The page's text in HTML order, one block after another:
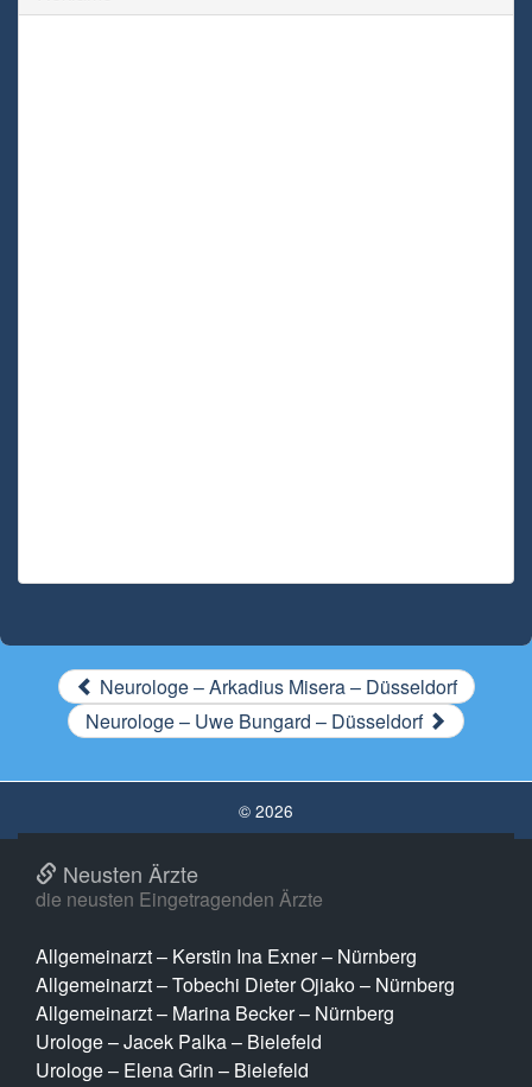
Neurologe – Arkadius Misera – Düsseldorf
Neurologe – Uwe Bungard – Düsseldorf
© 2026
Neusten Ärzte
die neusten Eingetragenden Ärzte
Allgemeinarzt – Kerstin Ina Exner – Nürnberg
Allgemeinarzt – Tobechi Dieter Ojiako – Nürnberg
Allgemeinarzt – Marina Becker – Nürnberg
Urologe – Jacek Palka – Bielefeld
Urologe – Elena Grin – Bielefeld